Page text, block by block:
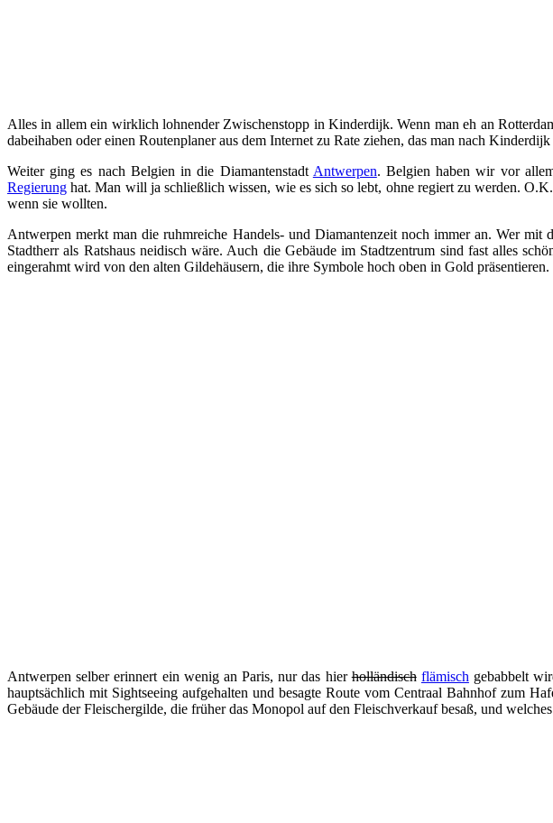
Alles in allem ein wirklich lohnender Zwischenstopp in Kinderdijk. Wenn man eh an
dabeihaben oder einen Routenplaner aus dem Internet zu Rate ziehen, das man nach
Weiter ging es nach Belgien in die Diamantenstadt Antwerpen. Belgien haben wir vor
Regierung hat. Man will ja schließlich wissen, wie es sich so lebt, ohne regiert zu werden.
wenn sie wollten.
Antwerpen merkt man die ruhmreiche Handels- und Diamantenzeit noch immer an. Wer
Stadtherr als Ratshaus neidisch wäre. Auch die Gebäude im Stadtzentrum sind fast alles
eingerahmt wird von den alten Gildehäusern, die ihre Symbole hoch oben in Gold präsentieren.
Antwerpen selber erinnert ein wenig an Paris, nur das hierholländisch flämisch gebabbelt
hauptsächlich mit Sightseeing aufgehalten und besagte Route vom Centraal Bahnhof zum
Gebäude der Fleischergilde, die früher das Monopol auf den Fleischverkauf besaß, und